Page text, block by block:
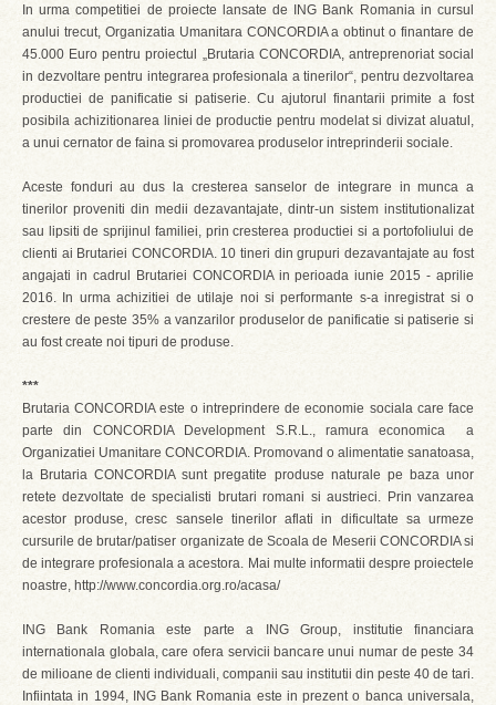
In urma competitiei de proiecte lansate de ING Bank Romania in cursul
anului trecut, Organizatia Umanitara CONCORDIA a obtinut o finantare de
45.000 Euro pentru proiectul „Brutaria CONCORDIA, antreprenoriat social
in dezvoltare pentru integrarea profesionala a tinerilor“, pentru dezvoltarea
productiei de panificatie si patiserie. Cu ajutorul finantarii primite a fost
posibila achizitionarea liniei de productie pentru modelat si divizat aluatul,
a unui cernator de faina si promovarea produselor intreprinderii sociale.
Aceste fonduri au dus la cresterea sanselor de integrare in munca a
tinerilor proveniti din medii dezavantajate, dintr-un sistem institutionalizat
sau lipsiti de sprijinul familiei, prin cresterea productiei si a portofoliului de
clienti ai Brutariei CONCORDIA. 10 tineri din grupuri dezavantajate au fost
angajati in cadrul Brutariei CONCORDIA in perioada iunie 2015 - aprilie
2016. In urma achizitiei de utilaje noi si performante s-a inregistrat si o
crestere de peste 35% a vanzarilor produselor de panificatie si patiserie si
au fost create noi tipuri de produse.
***
Brutaria CONCORDIA este o intreprindere de economie sociala care face
parte din CONCORDIA Development S.R.L., ramura economica a
Organizatiei Umanitare CONCORDIA. Promovand o alimentatie sanatoasa,
la Brutaria CONCORDIA sunt pregatite produse naturale pe baza unor
retete dezvoltate de specialisti brutari romani si austrieci. Prin vanzarea
acestor produse, cresc sansele tinerilor aflati in dificultate sa urmeze
cursurile de brutar/patiser organizate de Scoala de Meserii CONCORDIA si
de integrare profesionala a acestora. Mai multe informatii despre proiectele
noastre, http://www.concordia.org.ro/acasa/
ING Bank Romania este parte a ING Group, institutie financiara
internationala globala, care ofera servicii bancare unui numar de peste 34
de milioane de clienti individuali, companii sau institutii din peste 40 de tari.
Infiintata in 1994, ING Bank Romania este in prezent o banca universala,